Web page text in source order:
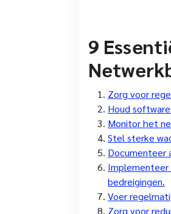
9
Zorg voor
Houd
Monitor het
Stel sterke
Documenteer
bedreigingen.
Voer
Zorg voor